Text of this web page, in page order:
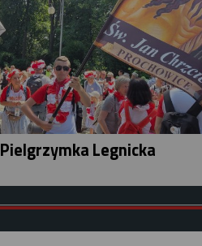
Pielgrzymka Legnicka